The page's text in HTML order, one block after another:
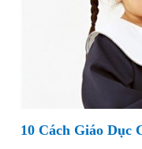
10 Cách Giáo Dục